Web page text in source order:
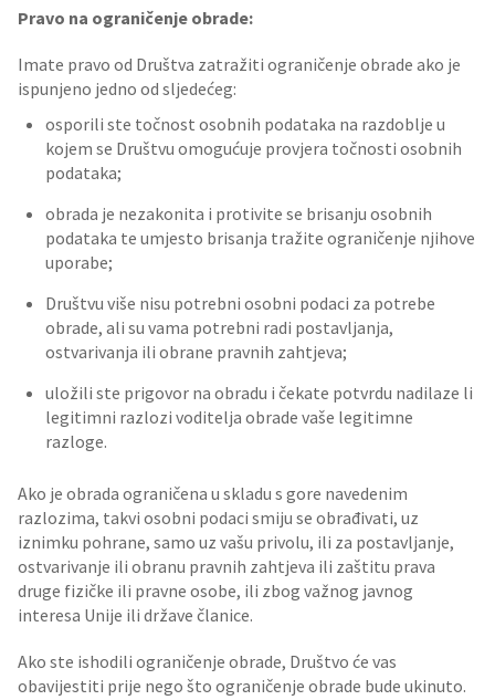
Pravo na ograničenje obrade:
Imate pravo od Društva zatražiti ograničenje obrade ako je
ispunjeno jedno od sljedećeg:
osporili ste točnost osobnih podataka na razdoblje u
kojem se Društvu omogućuje provjera točnosti osobnih
podataka;
obrada je nezakonita i protivite se brisanju osobnih
podataka te umjesto brisanja tražite ograničenje njihove
uporabe;
Društvu više nisu potrebni osobni podaci za potrebe
obrade, ali su vama potrebni radi postavljanja,
ostvarivanja ili obrane pravnih zahtjeva;
uložili ste prigovor na obradu i čekate potvrdu nadilaze li
legitimni razlozi voditelja obrade vaše legitimne
razloge.
Ako je obrada ograničena u skladu s gore navedenim
razlozima, takvi osobni podaci smiju se obrađivati, uz
iznimku pohrane, samo uz vašu privolu, ili za postavljanje,
ostvarivanje ili obranu pravnih zahtjeva ili zaštitu prava
druge fizičke ili pravne osobe, ili zbog važnog javnog
interesa Unije ili države članice.
Ako ste ishodili ograničenje obrade, Društvo će vas
obavijestiti prije nego što ograničenje obrade bude ukinuto.